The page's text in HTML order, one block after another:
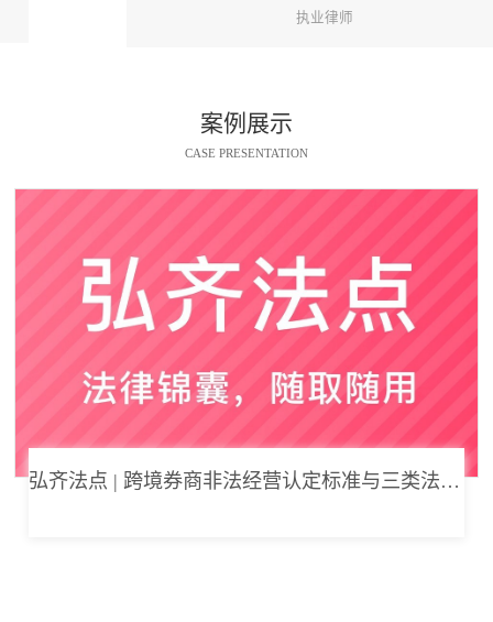
案例展示
CASE PRESENTATION
弘齐法点 | 跨境券商非法经营认定标准与三类法律风险边界